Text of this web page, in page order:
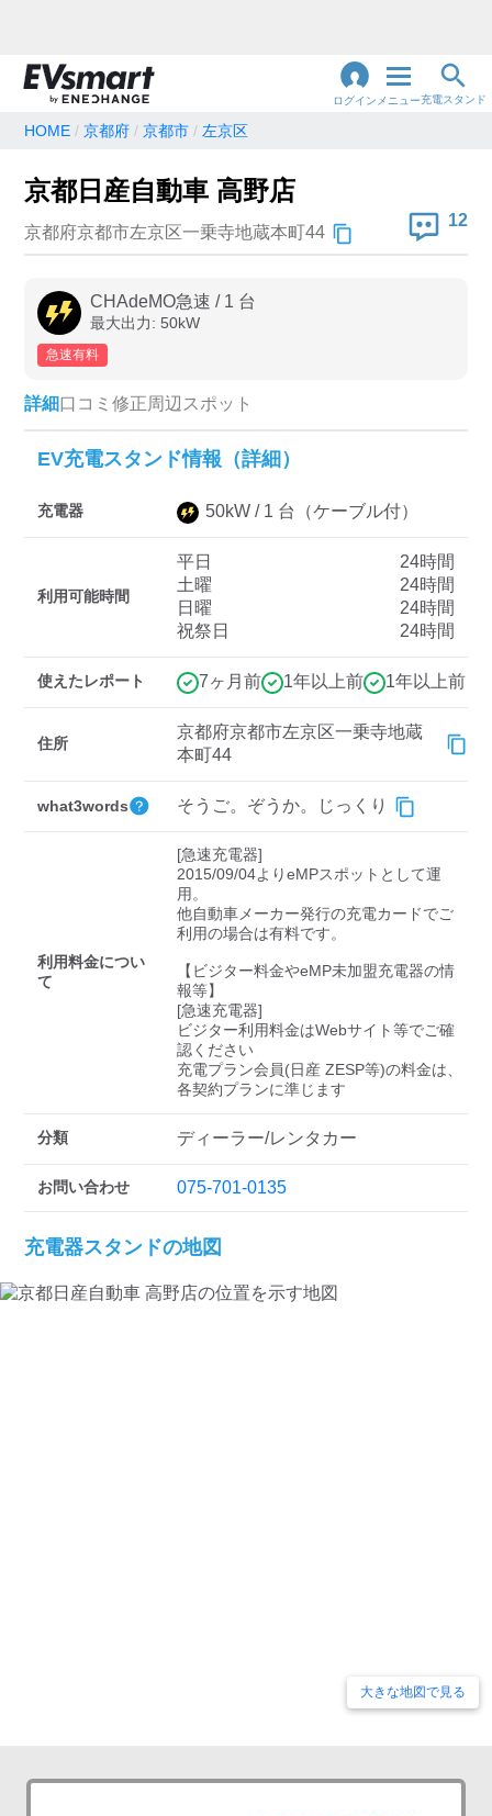
ログイン メニュー充電スタンド
地名・観光スポット・住所で検索
充電器の種類
急速充電器のみ表示
高速道路上のみ表示
認証システム
三菱ディーラーを表示
日産ディーラーを表示
示
検索する
HOME 京都府 京都市 左京区
京都日産自動車 高野店
京都府京都市左京区一乗寺地蔵本町44
12
CHAdeMO急速 / 1 台
最大出力: 50kW
急速有料
詳細口コミ 修正周辺スポット
EV充電スタンド情報（詳細）
充電器 50kW / 1 台 （ケーブル付）
利用可能時間
平日
24時間
土曜
24時間
日曜
24時間
祝祭日
24時間
使えたレポート 7ヶ月前 1年以上前 1年以上前
住所
京都府京都市左京区一乗寺地蔵
本町44
what3words そうご。ぞうか。じっくり
利用料金につい
て
[急速充電器]
2015/09/04よりeMPスポットとして運
用。
他自動車メーカー発行の充電カードでご
利用の場合は有料です。
【ビジター料金やeMP未加盟充電器の情
報等】
[急速充電器]
ビジター利用料金はWebサイト等でご確
認ください
充電プラン会員(日産 ZESP等)の料金は、
各契約プランに準じます
分類 ディーラー/レンタカー
お問い合わせ 075-701-0135
充電器スタンドの地図
大きな地図で見る